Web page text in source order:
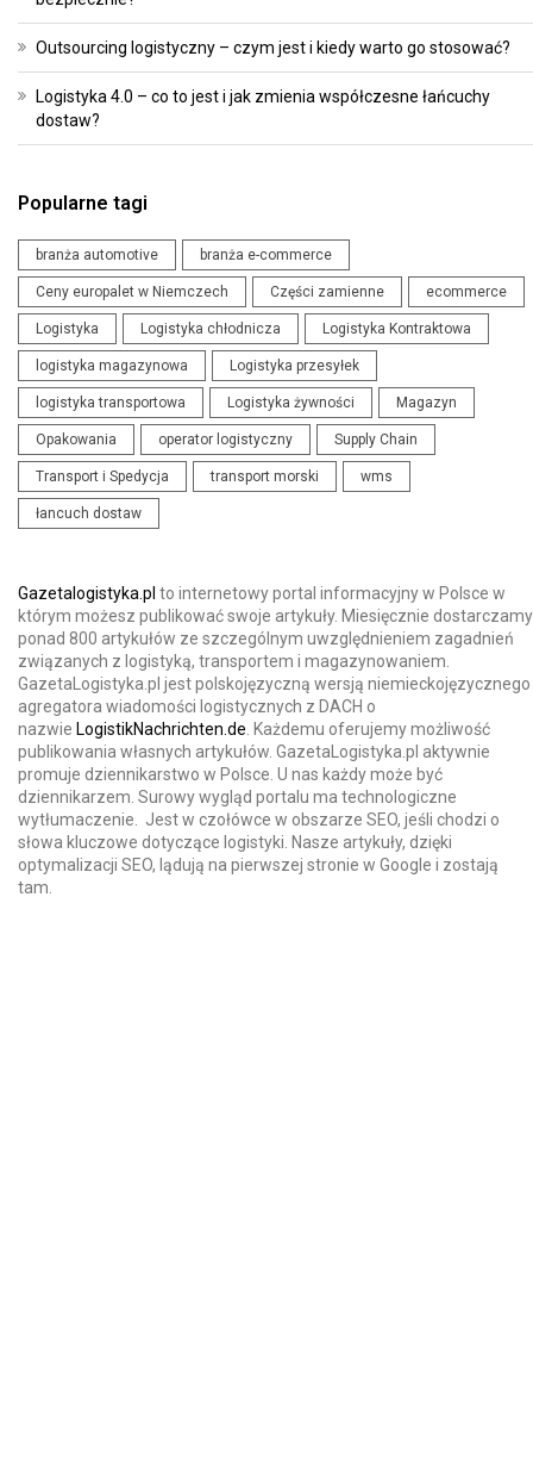
Outsourcing logistyczny – czym jest i kiedy warto go stosować?
Logistyka 4.0 – co to jest i jak zmienia współczesne łańcuchy
dostaw?
Popularne tagi
branża automotive branża e-commerce
Ceny europalet w Niemczech Części zamienne ecommerce
Logistyka Logistyka chłodnicza Logistyka Kontraktowa
logistyka magazynowa Logistyka przesyłek
logistyka transportowa Logistyka żywności Magazyn
Opakowania operator logistyczny Supply Chain
Transport i Spedycja transport morski wms
łancuch dostaw
Gazetalogistyka.pl to internetowy portal informacyjny w Polsce w
którym możesz publikować swoje artykuły. Miesięcznie dostarczamy
ponad 800 artykułów ze szczególnym uwzględnieniem zagadnień
związanych z logistyką, transportem i magazynowaniem.
GazetaLogistyka.pl jest polskojęzyczną wersją niemieckojęzycznego
agregatora wiadomości logistycznych z DACH o
nazwie LogistikNachrichten.de . Każdemu oferujemy możliwość
publikowania własnych artykułów. GazetaLogistyka.pl aktywnie
promuje dziennikarstwo w Polsce. U nas każdy może być
dziennikarzem. Surowy wygląd portalu ma technologiczne
wytłumaczenie. Jest w czołówce w obszarze SEO, jeśli chodzi o
słowa kluczowe dotyczące logistyki. Nasze artykuły, dzięki
optymalizacji SEO, lądują na pierwszej stronie w Google i zostają
tam.